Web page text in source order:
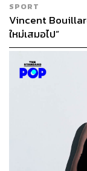
SPORT
Vincent
ใหม่เสมอไป”